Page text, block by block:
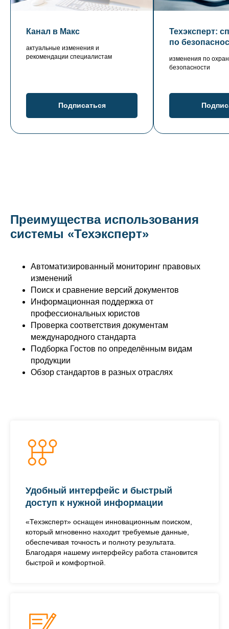
Канал в Макс
актуальные изменения и
рекомендации специалистам
Подписаться
Техэксперт:
по
изменения по
безопасности
Преимущества использования
системы «Техэксперт»
Автоматизированный мониторинг правовых
изменений
Поиск и сравнение версий документов
Информационная поддержка от
профессиональных юристов
Проверка соответствия документам
международного стандарта
Подборка Гостов по определённым видам
продукции
Обзор стандартов в разных отраслях
Удобный интерфейс и быстрый
доступ к нужной информации
«Техэксперт» оснащен инновационным поиском,
который мгновенно находит требуемые данные,
обеспечивая точность и полноту результата.
Благодаря нашему интерфейсу работа становится
быстрой и комфортной.